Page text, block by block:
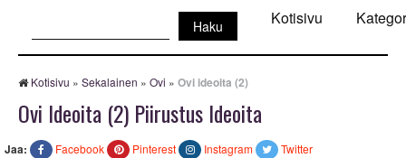
Kotisivu
Kotisivu » Sekalainen » Ovi » Ovi ideoita (2)
Ovi Ideoita (2) Piirustus Ideoita
Jaa: Facebook Pinterest Instagram Twitter